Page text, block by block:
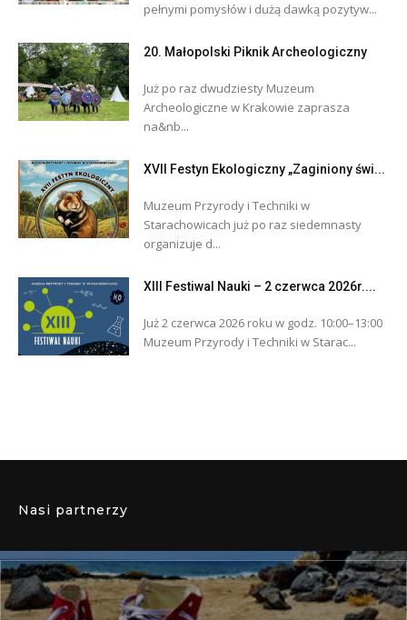
pełnymi pomysłów i dużą dawką pozytyw...
20. Małopolski Piknik Archeologiczny
Już po raz dwudziesty Muzeum
Archeologiczne w Krakowie zaprasza
na&nb...
XVII Festyn Ekologiczny „Zaginiony świ...
Muzeum Przyrody i Techniki w
Starachowicach już po raz siedemnasty
organizuje d...
XIII Festiwal Nauki – 2 czerwca 2026r....
Już 2 czerwca 2026 roku w godz. 10:00–13:00
Muzeum Przyrody i Techniki w Starac...
Nasi partnerzy